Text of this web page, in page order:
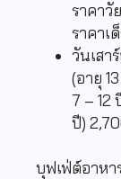
ราคาวั
ราคาเ
วันเสา
(อายุ
7 – 12
ปี)
บุฟเฟ่ต์อาหา